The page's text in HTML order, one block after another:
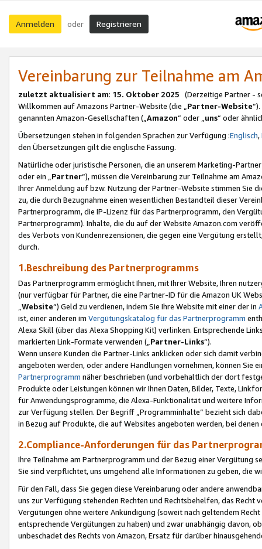
Anmelden oder Registrieren
Vereinbarung zur Teilnahme am
zuletzt aktualisiert am: 15. Oktober 2025 (Derzeitige Partner -
Willkommen auf Amazons Partner-Website (die „Partner-Website
genannten Amazon-Gesellschaften („Amazon“ oder „uns“ oder
Übersetzungen stehen in folgenden Sprachen zur Verfügung :Englisch,
den Übersetzungen gilt die englische Fassung.
Natürliche oder juristische Personen, die an unserem Marketing-
oder ein „Partner“), müssen die Vereinbarung zur Teilnahme am
Ihrer Anmeldung auf bzw. Nutzung der Partner-Website stimmen Sie
zu, die durch Bezugnahme einen wesentlichen Bestandteil dieser
Partnerprogramm, die IP-Lizenz für das Partnerprogramm, den
Partnerprogramm). Inhalte, die du auf der Website Amazon.com
des Verbots von Kundenrezensionen, die gegen eine Vergütung
durch.
1.Beschreibung des Partnerprogramms
Das Partnerprogramm ermöglicht Ihnen, mit Ihrer Website, Ihren
(nur verfügbar für Partner, die eine Partner-ID für die Amazon UK
Website“) Geld zu verdienen, indem Sie Ihre Website mit einer der in
ist, einer anderen im Vergütungskatalog für das Partnerprogramm
Alexa Skill (über das Alexa Shopping Kit) verlinken. Entsprechende
markierten Link-Formate verwenden („ Partner-Links“).
Wenn unsere Kunden die Partner-Links anklicken oder sich damit
angeboten werden, oder andere Handlungen vornehmen, können Sie
Partnerprogramm näher beschrieben (und vorbehaltlich der dort
Produkte oder Leistungen können wir Ihnen Daten, Bilder, Texte,
für Anwendungsprogramme, die Alexa-Funktionalität und weitere
zur Verfügung stellen. Der Begriff „Programminhalte“ bezieht sich
in Bezug auf Produkte, die auf Websites angeboten werden, bei
2.Compliance-Anforderungen für das
Ihre Teilnahme am Partnerprogramm und der Bezug einer Vergütung
Sie sind verpflichtet, uns umgehend alle Informationen zu geben, die
Für den Fall, dass Sie gegen diese Vereinbarung oder andere
uns zur Verfügung stehenden Rechten und Rechtsbehelfen, das
Vergütungen ohne weitere Ankündigung (soweit nach geltendem
entsprechende Vergütungen zu haben) und zwar unabhängig davon,
unbeschadet des Rechts von Amazon, Ersatz für darüber